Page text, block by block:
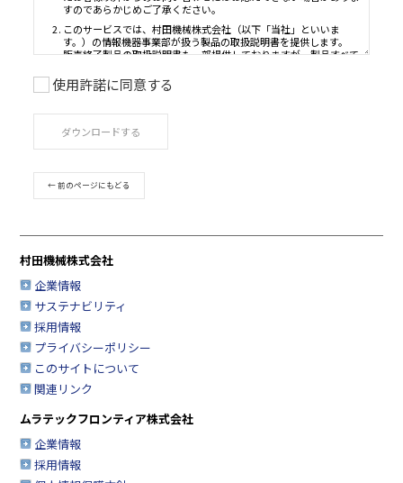
ご利用条件
取扱説明書は、製品をご購入いただいたお客様のための
品のご使用者様がお読みになることを想定しています。
たお客様以外からのお問い合わせにはお応えできない場
すのであらかじめご了承ください。
す。）の情報機器事業部が扱う製品の取扱説明書を提供し
販売終了製品の取扱説明書も一部提供しておりますが、
の取扱説明書を網羅するものではありませんので、あら
承ください。
安全上の注意事項は、取扱説明書が制作された時点での
業界基準に応じた内容になっています。
取扱説明書の内容は、製品の仕様変更などで予告なく変
合があります。
このサービスで提供している取扱説明書の内容は、製品
されている取扱説明書の内容と異なる場合があります。
製品には、取扱説明書以外の印刷物が同梱されている場
このサービスで提供している取扱説明書の対象となる製
は、すでに生産終了になっており、市場で入手できない
使用許諾に同意する
ダウンロードする
← 前のページにもどる
村田機械株式会社
企業情報
サステナビリティ
採用情報
プライバシーポリシー
このサイトについて
関連リンク
ムラテックフロンティア株式会社
企業情報
採用情報